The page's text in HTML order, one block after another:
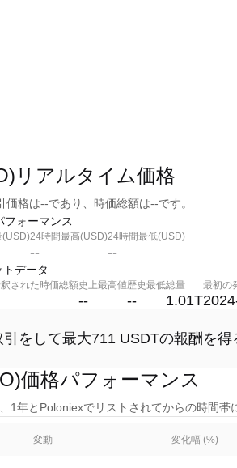
リアルタイム価格
格は--であり、時価総額は--です。
フォーマンス
(USD)24時間最高(USD)
--
24時間最低(USD)
--
データ
された時価総額史上最高値
--
歴史最低
--
総量
1.01T
最初の
引をして最大711 USDTの報酬を得
価格パフォーマンス
1年とPoloniexでリストされてからの時間
変動 変化幅 (%)